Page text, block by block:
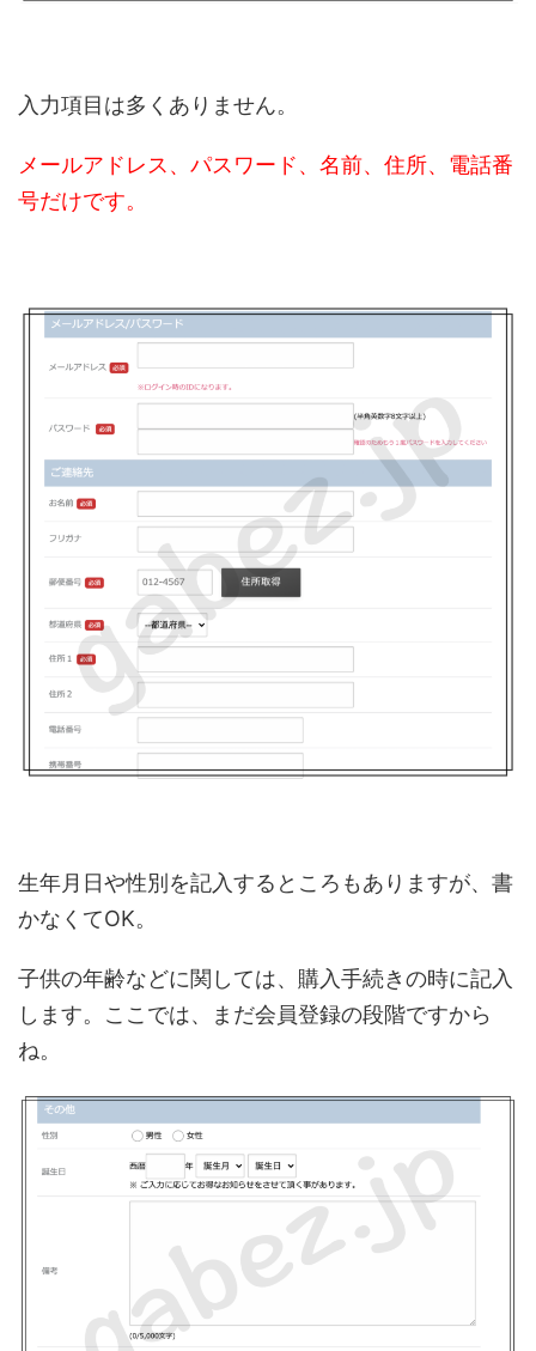
入力項目は多くありません。
メールアドレス、パスワード、名前、住所、電話番
号だけです。
生年月日や性別を記入するところもありますが、書
かなくてOK。
子供の年齢などに関しては、購入手続きの時に記入
します。ここでは、まだ会員登録の段階ですから
ね。